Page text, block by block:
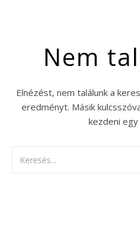
Nem
Elnézést, nem találunk a
eredményt. Másik
kezdeni